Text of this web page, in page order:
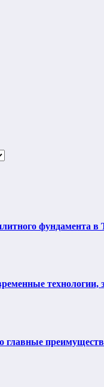
фундамента
главные